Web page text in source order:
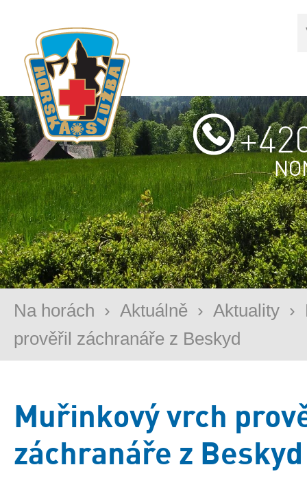
Na horách › Aktuálně › Aktuality ›
prověřil záchranáře z Beskyd
Muřinkový vrch
záchranáře z Beskyd